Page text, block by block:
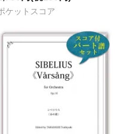
ケットスコア